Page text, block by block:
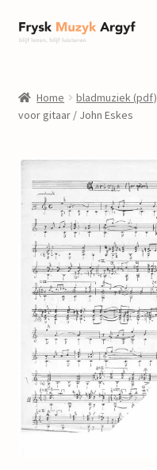
Ga
door
navigatie
Ga
naar
inhoud
informatie
winkel
Componisten
nieuws
events
contact
mijn account
Home bladmuziek (pdf)
voor gitaar / John Eskes